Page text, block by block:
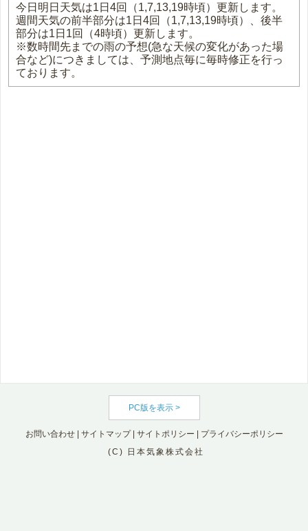
今日明日天気は1日4回（1,7,13,19時頃）更新します。
週間天気の前半部分は1日4回（1,7,13,19時頃）、後半
部分は1日1回（4時頃）更新します。
※数時間先までの雨の予想(急な天候の変化があった場
合など)につきましては、予測地点毎に毎時修正を行っ
ております。
PC版を表示 >
お問い合わせ| サイトマップ| サイトポリシー
プライバシーポリシー
(C) 日本気象株式会社